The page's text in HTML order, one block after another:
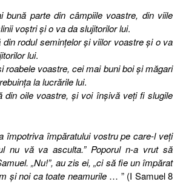
parte din câmpiile voastre, din viile
voştri şi o va da slujitorilor lui.
rodul seminţelor şi viilor voastre şi o va
lui.
roabele voastre, cei mai buni boi şi măgari
la lucrările lui.
din oile voastre, şi voi înşivă veţi fi slugile
împotriva împăratului vostru pe care-l veţi
nu vă va asculta.” Poporul n-a vrut să
„Nu!”, au zis ei, „ci să fie un împărat
şi noi ca toate neamurile… ” (I Samuel 8